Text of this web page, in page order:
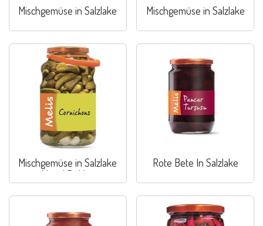
Mischgemüse in Salzlake Mischgemüse in Salzlake
Mischgemüse in Salzlake
Mixed Pickles
Rote Bete In Salzlake